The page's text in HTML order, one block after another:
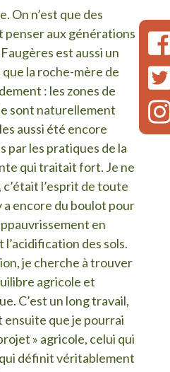
On n’est que des
penser aux générations
est aussi un
la roche-mère de
: les zones de
sont naturellement
aussi été encore
par les pratiques de la
qui traitait fort. Je ne
l’esprit de toute
a encore du boulot pour
en
des sols.
je cherche à trouver
agricole et
C’est un long travail,
ensuite que je pourrai
» agricole, celui qui
définit véritablement